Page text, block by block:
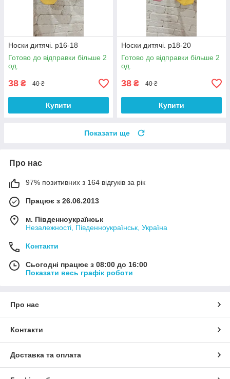
Носки дитячі. р16-18
Готово до відправки більше 2
од.
38 ₴ 40 ₴
Купити
Носки дитячі. р18-20
Готово до відправки більше 2
од.
38 ₴ 40 ₴
Купити
Показати ще
Про нас
97% позитивних з 164 відгуків за рік
Працює з 26.06.2013
м. Південноукраїнськ
Незалежності, Південноукраїнськ, Україна
Контакти
Сьогодні працює з 08:00 до 16:00
Показати весь графік роботи
Про нас
Контакти
Доставка та оплата